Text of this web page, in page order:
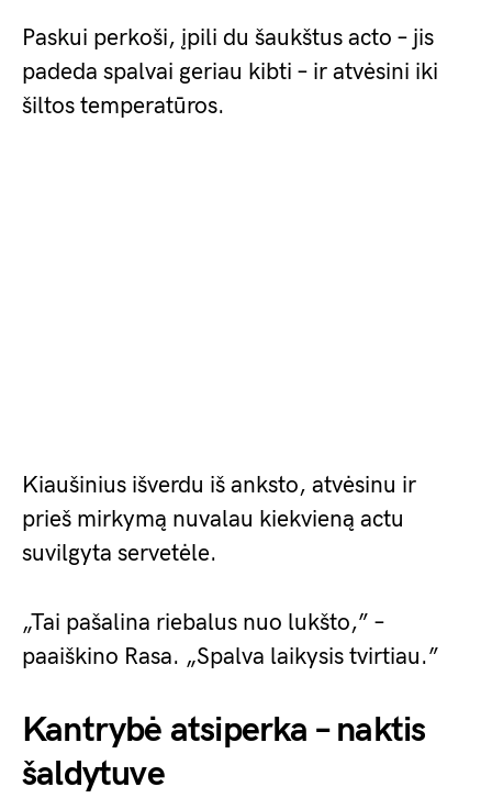
Paskui perkoši, įpili du šaukštus acto – jis
padeda spalvai geriau kibti – ir atvėsini iki
šiltos temperatūros.
Kiaušinius išverdu iš anksto, atvėsinu ir
prieš mirkymą nuvalau kiekvieną actu
suvilgyta servetėle.
„Tai pašalina riebalus nuo lukšto,” –
paaiškino Rasa. „Spalva laikysis tvirtiau.”
Kantrybė atsiperka – naktis
šaldytuve